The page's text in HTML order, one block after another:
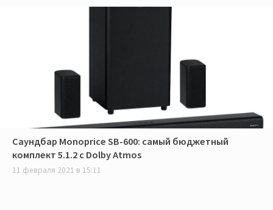
Саундбар Monoprice SB-600: самый бюджетный
комплект 5.1.2 с Dolby Atmos
11 февраля 2021 в 15:11